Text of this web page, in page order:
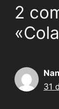
2
31